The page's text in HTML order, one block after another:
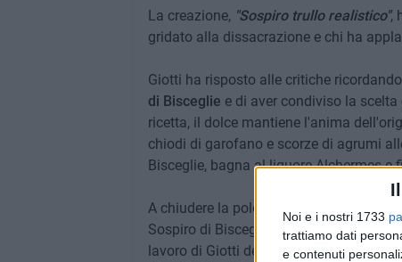
Noi e i nostri 1733
trattiamo dati
e contenuti
La creazione, "Sospiro trullo realistico",
gridato alla dissacrazione e chi ha
Giotti ha risposto alle critiche
di Bisceglie e di aver condiviso la
ricetta, il dolce mantiene l'anima
chiodi di garofano e scorze di agrumi
Bisceglie, bagna al liquore Alchermes
A chiudere la polemica è arrivata la
Sospiro di Bisceglie e dell'Associazione
lavoro di Giotti definendolo un